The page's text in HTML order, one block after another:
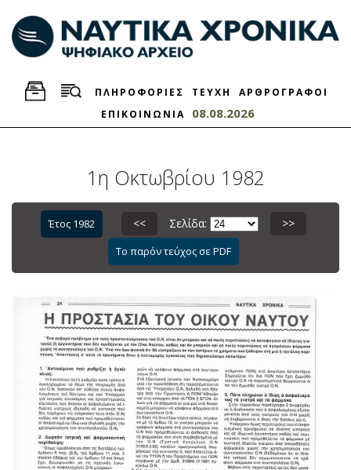
ΠΛΗΡΟΦΟΡΙΕΣ ΤΕΥΧΗ
ΑΡΘΡΟΓΡΑΦΟΙ
ΕΠΙΚΟΙΝΩΝΙΑ
08.08.2026
1η Οκτωβρίου 1982
Έτος 1982 << Σελίδα: >>
Το παρόν τεύχος σε PDF